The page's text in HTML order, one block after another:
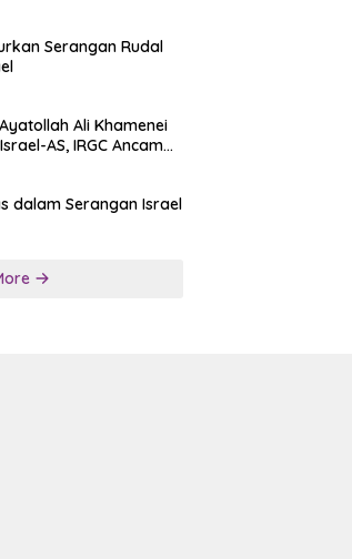
Serangan Rudal
Ali Khamenei
AS, IRGC Ancam
dalam Serangan Israel